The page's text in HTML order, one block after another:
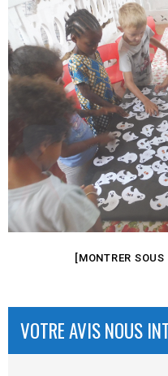
[MONTRER SOUS
VOTRE AVIS NOUS